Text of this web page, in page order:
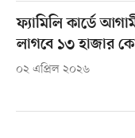
ফ্যামিলি কার্ডে
লাগবে ১৩ হাজার
০২ এপ্রিল ২০২৬